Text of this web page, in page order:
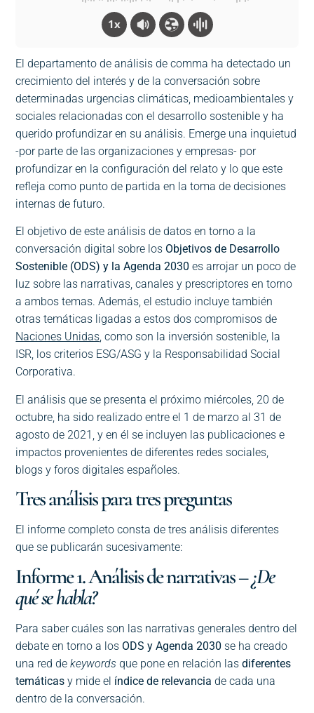
1x
El departamento de análisis de comma ha detectado un
crecimiento del interés y de la conversación sobre
determinadas urgencias climáticas, medioambientales y
sociales relacionadas con el desarrollo sostenible y ha
querido profundizar en su análisis. Emerge una inquietud
-por parte de las organizaciones y empresas- por
profundizar en la configuración del relato y lo que este
refleja como punto de partida en la toma de decisiones
internas de futuro.
El objetivo de este análisis de datos en torno a la
conversación digital sobre los Objetivos de Desarrollo
Sostenible (ODS) y la Agenda 2030 es arrojar un poco de
luz sobre las narrativas, canales y prescriptores en torno
a ambos temas. Además, el estudio incluye también
otras temáticas ligadas a estos dos compromisos de
Naciones Unidas, como son la inversión sostenible, la
ISR, los criterios ESG/ASG y la Responsabilidad Social
Corporativa.
El análisis que se presenta el próximo miércoles, 20 de
octubre, ha sido realizado entre el 1 de marzo al 31 de
agosto de 2021, y en él se incluyen las publicaciones e
impactos provenientes de diferentes redes sociales,
blogs y foros digitales españoles.
Tres análisis para tres preguntas
El informe completo consta de tres análisis diferentes
que se publicarán sucesivamente:
Informe 1. Análisis de narrativas –¿De
qué se habla?
Para saber cuáles son las narrativas generales dentro del
debate en torno a los ODS y Agenda 2030 se ha creado
una red dekeywordsque pone en relación lasdiferentes
temáticas y mide el índice de relevancia de cada una
dentro de la conversación.